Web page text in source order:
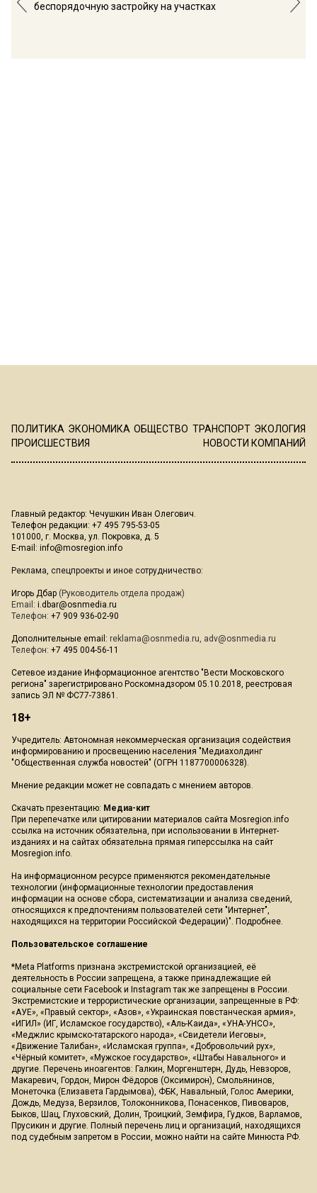
беспорядочную застройку на участках
ПОЛИТИКА ЭКОНОМИКА ОБЩЕСТВО ТРАНСПОРТ ЭКОЛОГИЯ
ПРОИСШЕСТВИЯ
НОВОСТИ КОМПАНИЙ
Главный редактор: Чечушкин Иван Олегович.
Телефон редакции: +7 495 795-53-05
101000, г. Москва, ул. Покровка, д. 5
E-mail: info@mosregion.info
Реклама, спецпроекты и иное сотрудничество:
Игорь Дбар (Руководитель отдела продаж)
Email: i.dbar@osnmedia.ru
Телефон: +7 909 936-02-90
Дополнительные email: reklama@osnmedia.ru, adv@osnmedia.ru
Телефон: +7 495 004-56-11
Сетевое издание Информационное агентство "Вести Московского
региона" зарегистрировано Роскомнадзором 05.10.2018, реестровая
запись ЭЛ № ФС77-73861.
18+
Учредитель: Автономная некоммерческая организация содействия
информированию и просвещению населения "Медиахолдинг
"Общественная служба новостей" (ОГРН 1187700006328).
Мнение редакции может не совпадать с мнением авторов.
Скачать презентацию: Медиа-кит
При перепечатке или цитировании материалов сайта Mosregion.info
ссылка на источник обязательна, при использовании в Интернет-
изданиях и на сайтах обязательна прямая гиперссылка на сайт
Mosregion.info.
На информационном ресурсе применяются рекомендательные
технологии (информационные технологии предоставления
информации на основе сбора, систематизации и анализа сведений,
относящихся к предпочтениям пользователей сети "Интернет",
находящихся на территории Российской Федерации)". Подробнее.
Пользовательское соглашение
*Meta Platforms признана экстремистской организацией, её
деятельность в России запрещена, а также принадлежащие ей
социальные сети Facebook и Instagram так же запрещены в России.
Экстремистские и террористические организации, запрещенные в РФ:
«АУЕ», «Правый сектор», «Азов», «Украинская повстанческая армия»,
«ИГИЛ» (ИГ, Исламское государство), «Аль-Каида», «УНА-УНСО»,
«Меджлис крымско-татарского народа», «Свидетели Иеговы»,
«Движение Талибан», «Исламская группа», «Добровольчий рух»,
«Чёрный комитет», «Мужское государство», «Штабы Навального» и
другие. Перечень иноагентов: Галкин, Моргенштерн, Дудь, Невзоров,
Макаревич, Гордон, Мирон Фёдоров (Оксимирон), Смольянинов,
Монеточка (Елизавета Гардымова), ФБК, Навальный, Голос Америки,
Дождь, Медуза, Верзилов, Толоконникова, Понасенков, Пивоваров,
Быков, Шац, Глуховский, Долин, Троицкий, Земфира, Гудков, Варламов,
Прусикин и другие. Полный перечень лиц и организаций, находящихся
под судебным запретом в России, можно найти на сайте Минюста РФ.